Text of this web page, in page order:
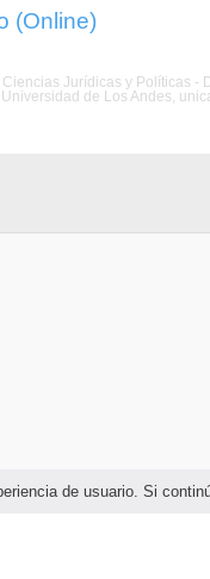
de usuario. Si
(Online)
Jurídicas y Políticas
de Los Andes,